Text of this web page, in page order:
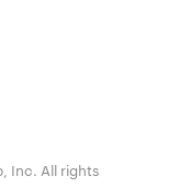
Inc. All rights